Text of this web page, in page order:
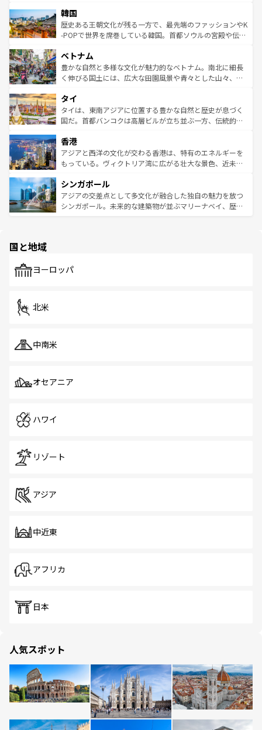
ワイを、存分に味わってほしい。 なお、新着のハワイ情報
はコンテンツ一覧を参照してほしい。
いる。アクティビティも充実しており、サーフィンやダイ
ビング、ハイキングなど、アウトドア好きにはたまらな
い。オーストラリアの多彩な魅力を存分に味わいつくそ
参照してほしい。
ン）、静ひつな山岳地帯である台湾東部など、都市の喧騒
と山間の静けさが共存しており、訪れる人に新しい発見と
驚きをもたらしてくれる。また、奥深い台湾の食文化も魅
容にもいいと評判のスイーツなど、バラエティ豊かな料理
が味わえる。 なお、新着の台湾情報は コンテンツ一覧を参
照してほしい。
韓国
歴史ある王朝文化が残る一方で、最先端のファッションやK
-POPで世界を席巻している韓国。首都ソウルの宮殿や伝統
き、地方に足を延ばせば四季折々の自然美を楽しむことが
できる。そして、キムチや焼肉、絶品のストリートフード
まで、さまざまな韓国料理が待っている。夜には、韓国な
リティに包まれながら、韓国の多彩な魅力を心ゆくまで味
わってみてほしい。 なお、新着の韓国情報はコンテンツ一
覧を参照してほしい。
ベトナム
豊かな自然と多様な文化が魅力的なベトナム。南北に細長
く伸びる国土には、広大な田園風景や青々とした山々、世
急速な発展と共に伝統が息づく。ハノイの古い町並みやホ
ーチミン市のフランス統治時代の建物も、独特の雰囲気を
醸し出している。また、バラエティの豊かさとおいしさで
とつ。フォーやバインミー、ベトナムコーヒーなどは、ぜ
ひ現地で味わいたい。どの地域を訪れてもあたたかい人々
が旅行者を迎えてくれるので、きっと忘れられない旅にな
参照してほしい。
タイ
タイは、東南アジアに位置する豊かな自然と歴史が息づく
国だ。首都バンコクは高層ビルが立ち並ぶ一方、伝統的な
の活気が交差している。北部ではチェンマイなどの山岳地
帯で自然と触れ合い、南部ではプーケットやクラビの美し
いビーチでリゾート気分を楽しむことができる。タイ料理
激する。気候は一年中温暖で、どの季節にも異なる楽しみ
が待っている。親しみやすいタイの人々、仏教を中心とし
た文化、そして多様な観光資源が、訪れる旅人を魅了し続
香港
アジアと西洋の文化が交わる香港は、特有のエネルギーを
もっている。ヴィクトリア湾に広がる壮大な景色、近未来
み、どこを訪れても感動するはず。観光スポットが密集し
ており、効率よく見どころを回れるのも魅力。息をのむよ
うな絶景から文化的な体験まで、香港を存分に楽しみ尽く
シンガポール
アジアの交差点として多文化が融合した独自の魅力を放つ
シンガポール。未来的な建築物が並ぶマリーナベイ、歴史
で、ホーカーズは地元の風情を楽しめる外せないスポット
国と地域
ヨーロッパ
北米
中南米
オセアニア
ハワイ
リゾート
アジア
中近東
アフリカ
日本
人気スポット